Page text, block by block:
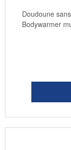
Doudoune
Bodywarmer